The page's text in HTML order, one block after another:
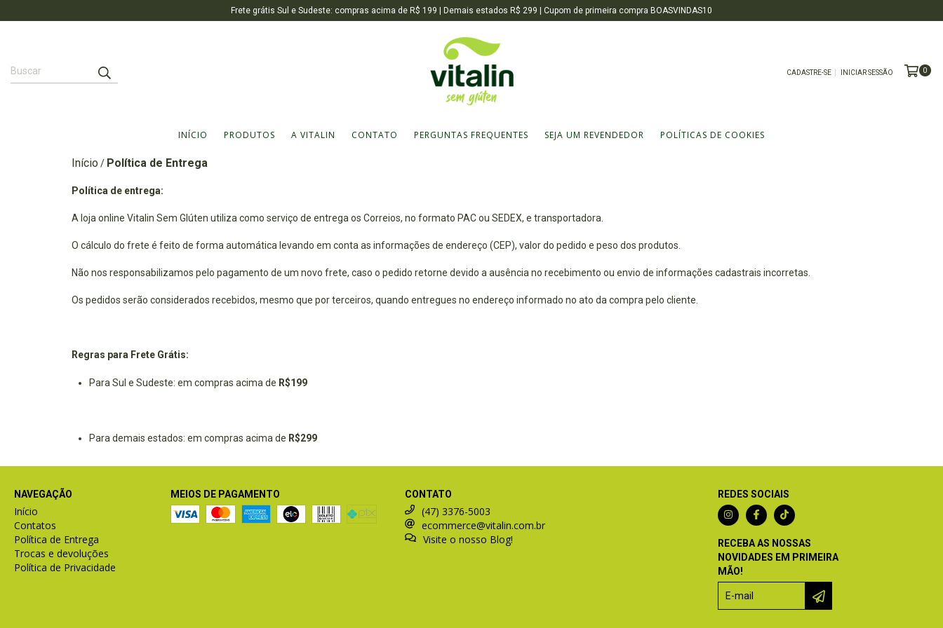
Frete grátis Sul e Sudeste: compras acima de R$ 199 | Demais estados R$ 299 | Cupom de primeira compra BOASVINDAS10
CADASTRE-SE INICIAR SESSÃO 0
INÍCIO PRODUTOS A VITALIN CONTATO PERGUNTAS FREQUENTES SEJA UM REVENDEDOR POLÍTICAS DE COOKIES
Início/ Política de Entrega
Política de entrega:
A loja online Vitalin Sem Glúten utiliza como serviço de entrega os Correios, no formato PAC ou SEDEX, e transportadora.
O cálculo do frete é feito de forma automática levando em conta as informações de endereço (CEP), valor do pedido e peso dos produtos.
Não nos responsabilizamos pelo pagamento de um novo frete, caso o pedido retorne devido a ausência no recebimento ou envio de informações cadastrais incorretas.
Os pedidos serão considerados recebidos, mesmo que por terceiros, quando entregues no endereço informado no ato da compra pelo cliente.
Regras para Frete Grátis:
Para Sul e Sudeste: em compras acima de R$199
Para demais estados: em compras acima de R$299
NAVEGAÇÃO
Início
Contatos
Política de Entrega
Trocas e devoluções
Política de Privacidade
MEIOS DE PAGAMENTO CONTATO
(47) 3376-5003
ecommerce@vitalin.com.br
Visite o nosso Blog!
REDES SOCIAIS
RECEBA AS NOSSAS
NOVIDADES EM PRIMEIRA
MÃO!